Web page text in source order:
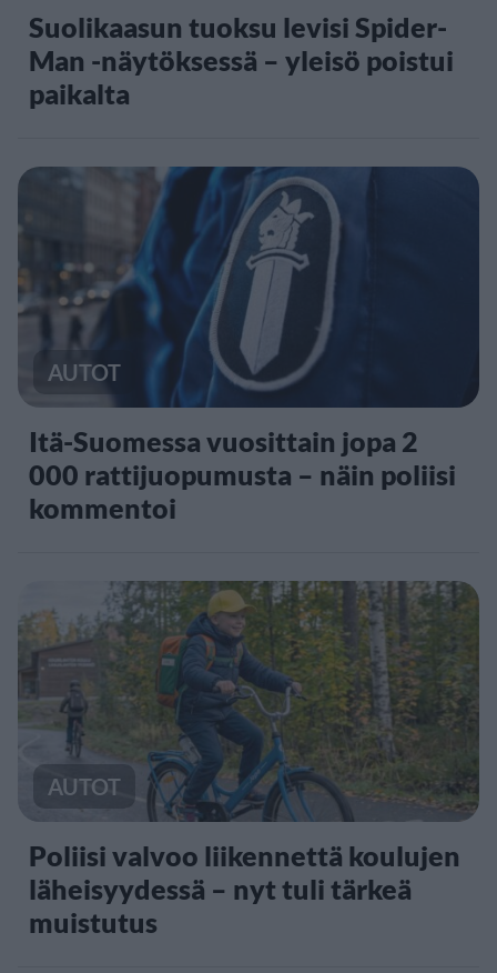
Suolikaasun tuoksu levisi Spider-
Man -näytöksessä – yleisö poistui
paikalta
AUTOT
Itä-Suomessa vuosittain jopa 2
000 rattijuopumusta – näin poliisi
kommentoi
AUTOT
Poliisi valvoo liikennettä koulujen
läheisyydessä – nyt tuli tärkeä
muistutus